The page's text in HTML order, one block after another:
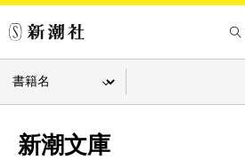
新潮文庫